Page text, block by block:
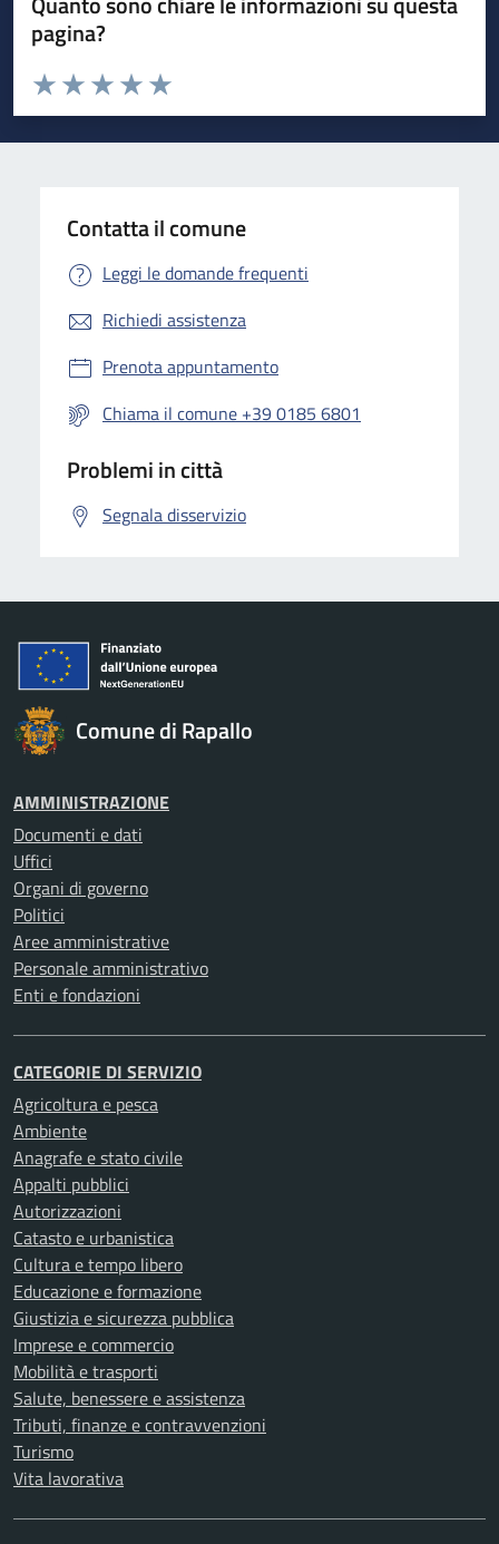
pagina?
Valuta da 1 a 5 stelle la pagina
Valuta 5 stelle su 5
Valuta 4 stelle su 5
Valuta 3 stelle su 5
Valuta 2 stelle su 5
Valuta 1 stelle su 5
Contatta il comune
Leggi le domande frequenti
Richiedi assistenza
Prenota appuntamento
Chiama il comune +39 0185 6801
Problemi in città
Segnala disservizio
Comune di Rapallo
AMMINISTRAZIONE
Documenti e dati
Uffici
Organi di governo
Politici
Aree amministrative
Personale amministrativo
Enti e fondazioni
CATEGORIE DI SERVIZIO
Agricoltura e pesca
Ambiente
Anagrafe e stato civile
Appalti pubblici
Autorizzazioni
Catasto e urbanistica
Cultura e tempo libero
Educazione e formazione
Giustizia e sicurezza pubblica
Imprese e commercio
Mobilità e trasporti
Salute, benessere e assistenza
Tributi, finanze e contravvenzioni
Turismo
Vita lavorativa